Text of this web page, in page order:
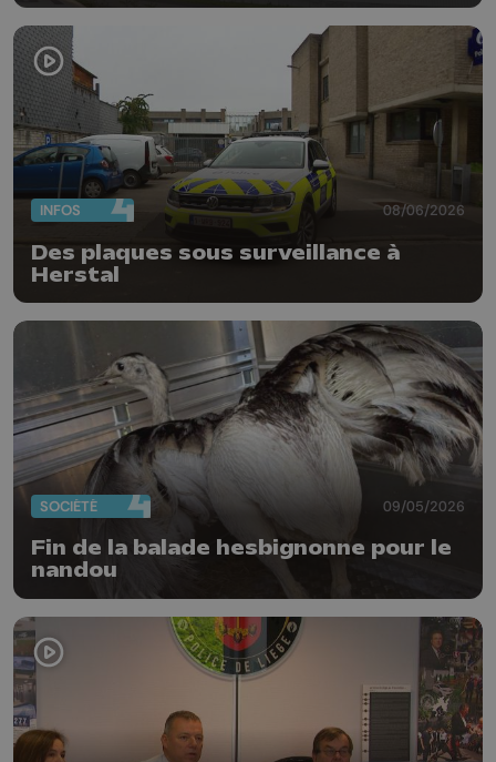
INFOS 08/06/2026
Des plaques sous surveillance à
Herstal
SOCIÉTÉ 09/05/2026
Fin de la balade hesbignonne pour le
nandou